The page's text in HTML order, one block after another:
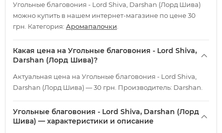
Угольные благовония - Lord Shiva, Darshan (Лорд Шива)
можно купить в нашем интернет-магазине по цене 30
грн. Категория: Аромапалочки
Какая цена на Угольные благовония - Lord Shiva,
Darshan (Лорд Шива)?
Актуальная цена на Угольные благовония - Lord Shiva,
Darshan (Лорд Шива) — 30 грн. Производитель: Darshan.
Угольные благовония - Lord Shiva, Darshan (Лорд
Шива) — характеристики и описание